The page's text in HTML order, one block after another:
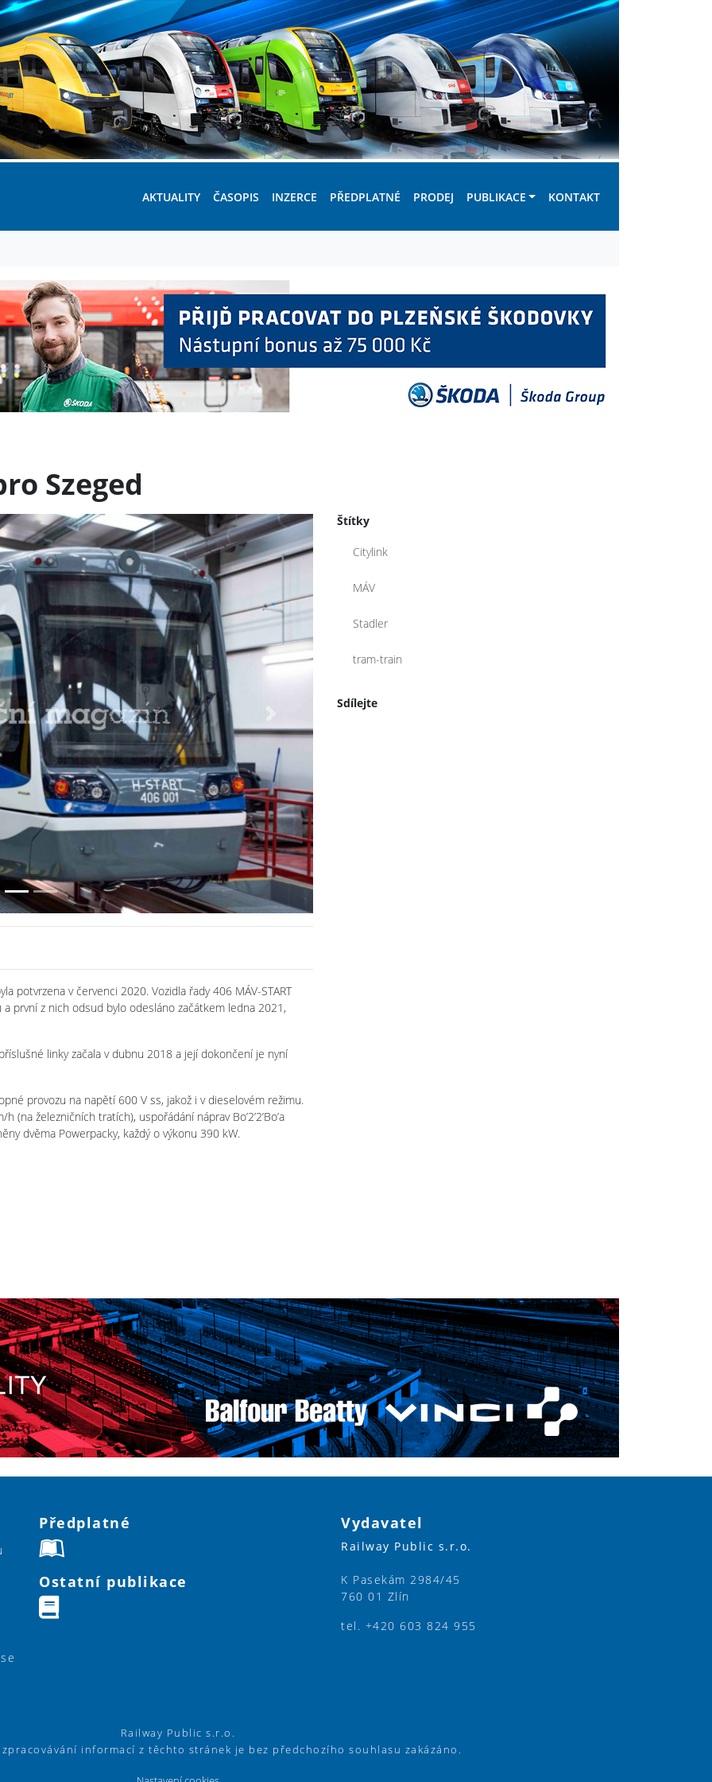
AKTUALITY ČASOPIS INZERCE PŘEDPLATNÉ PRODEJ PUBLIKACE KONTAKT
Szeged
potvrzena v červenci 2020. Vozidla řady 406 MÁV-START
první z nich odsud bylo odesláno začátkem ledna 2021,
linky začala v dubnu 2018 a její dokončení je nyní
provozu na napětí 600 V ss, jakož i v dieselovém režimu.
železničních tratích), uspořádání náprav Bo’2’2’Bo’a
dvěma Powerpacky, každý o výkonu 390 kW.
Štítky
Citylink
MÁV
Stadler
tram-train
Sdílejte
Předplatné
Ostatní publikace
Vydavatel
Railway Public s.r.o.
K Pasekám 2984/45
760 01 Zlín
tel. +420 603 824 955
Railway Public s.r.o.
informací z těchto stránek je bez předchozího souhlasu zakázáno.